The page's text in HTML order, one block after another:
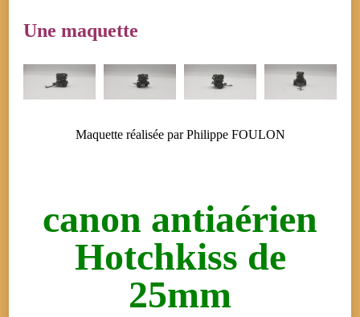
Une maquette
Maquette réalisée par Philippe FOULON
canon antiaérien
Hotchkiss de
25mm